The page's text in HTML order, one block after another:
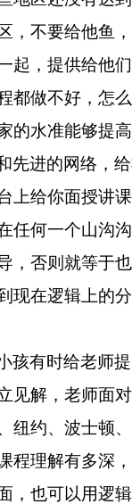
，不要给他鱼
起，提供给他
都做不好，怎
的水准能够提
先进的网络，
上给你面授讲
任何一个山沟
，否则就等于
现在逻辑上的
孩有时给老师
见解，老师面
纽约、波士顿
程理解有多深
，也可以用逻